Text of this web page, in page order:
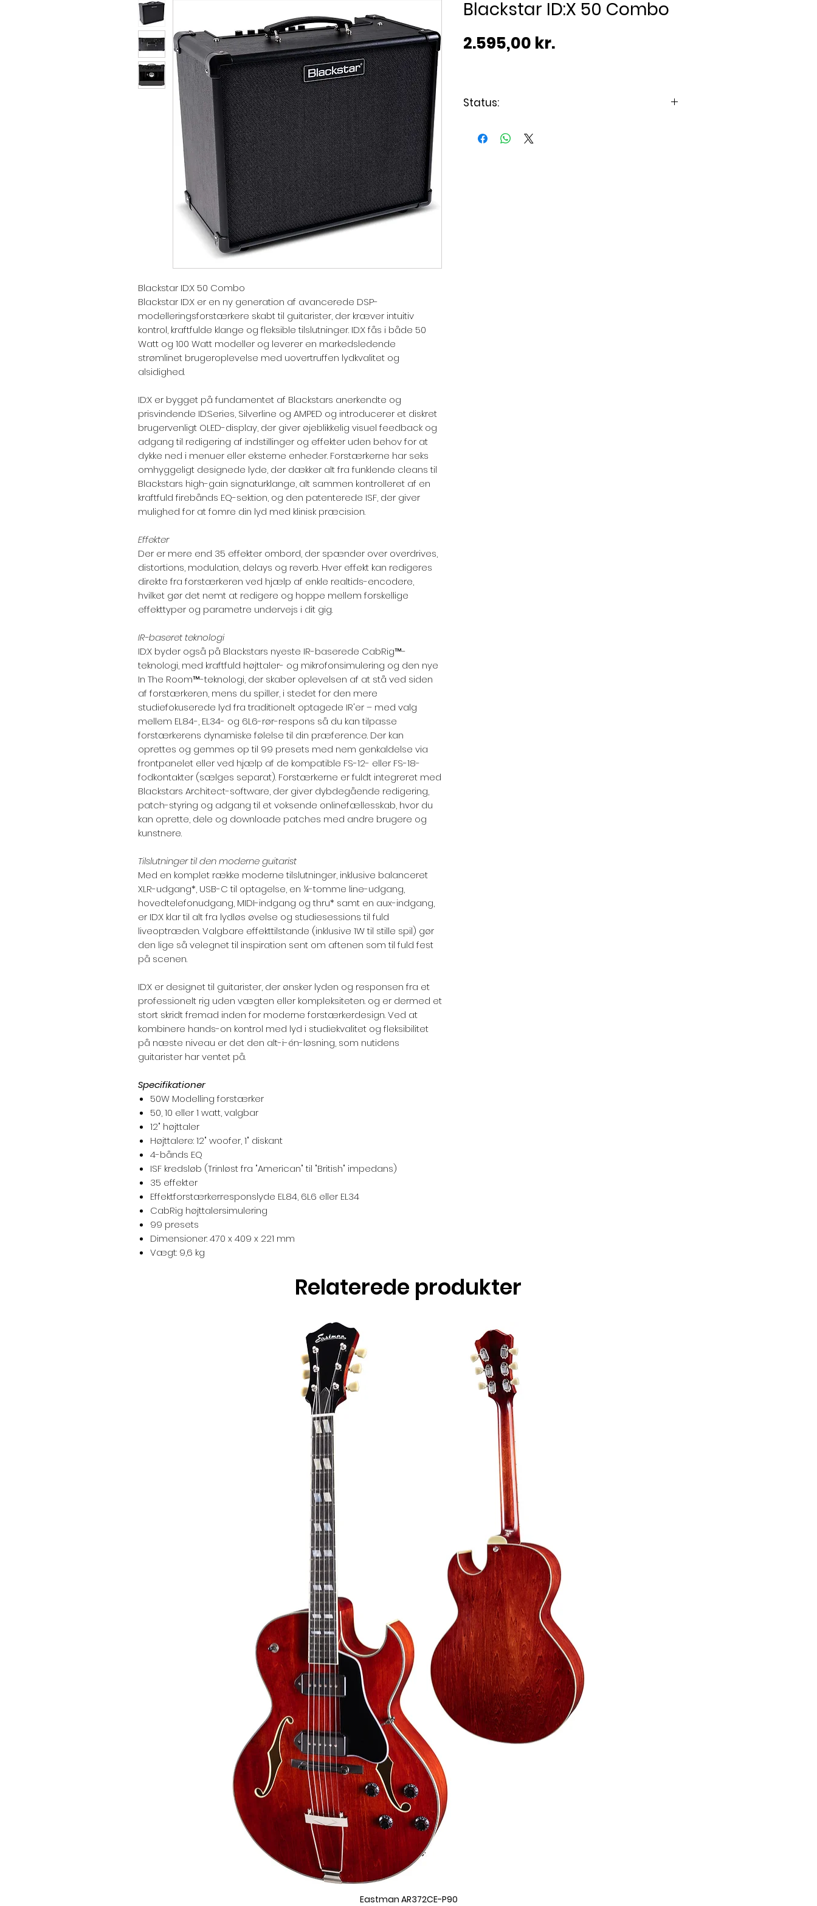
Blackstar ID:X 50 Combo
Blackstar ID:X er en ny generation af avancerede DSP-
modelleringsforstærkere skabt til guitarister, der kræver intuitiv
kontrol, kraftfulde klange og fleksible tilslutninger. ID:X fås i både 50
Watt og 100 Watt modeller og leverer en markedsledende
strømlinet brugeroplevelse med uovertruffen lydkvalitet og
alsidighed.
ID:X er bygget på fundamentet af Blackstars anerkendte og
prisvindende ID:Series, Silverline og AMPED og introducerer et diskret
brugervenligt OLED-display, der giver øjeblikkelig visuel feedback og
adgang til redigering af indstillinger og effekter uden behov for at
dykke ned i menuer eller eksterne enheder. Forstærkerne har seks
omhyggeligt designede lyde, der dækker alt fra funklende cleans til
Blackstars high-gain signaturklange, alt sammen kontrolleret af en
kraftfuld firebånds EQ-sektion, og den patenterede ISF, der giver
mulighed for at fomre din lyd med klinisk præcision.
Effekter
Der er mere end 35 effekter ombord, der spænder over overdrives,
distortions, modulation, delays og reverb. Hver effekt kan redigeres
direkte fra forstærkeren ved hjælp af enkle realtids-encodere,
hvilket gør det nemt at redigere og hoppe mellem forskellige
effekttyper og parametre undervejs i dit gig.
IR-baseret teknologi
ID:X byder også på Blackstars nyeste IR-baserede CabRig™-
teknologi, med kraftfuld højttaler- og mikrofonsimulering og den nye
In The Room™-teknologi, der skaber oplevelsen af at stå ved siden
af forstærkeren, mens du spiller, i stedet for den mere
studiefokuserede lyd fra traditionelt optagede IR'er – med valg
mellem EL84-, EL34- og 6L6-rør-respons så du kan tilpasse
forstærkerens dynamiske følelse til din præference. Der kan
oprettes og gemmes op til 99 presets med nem genkaldelse via
frontpanelet eller ved hjælp af de kompatible FS-12- eller FS-18-
fodkontakter (sælges separat). Forstærkerne er fuldt integreret med
Blackstars Architect-software, der giver dybdegående redigering,
patch-styring og adgang til et voksende onlinefællesskab, hvor du
kan oprette, dele og downloade patches med andre brugere og
kunstnere.
Tilslutninger til den moderne guitarist
Med en komplet række moderne tilslutninger, inklusive balanceret
XLR-udgang*, USB-C til optagelse, en ¼-tomme line-udgang,
hovedtelefonudgang, MIDI-indgang og thru* samt en aux-indgang,
er ID:X klar til alt fra lydløs øvelse og studiesessions til fuld
liveoptræden. Valgbare effekttilstande (inklusive 1W til stille spil) gør
den lige så velegnet til inspiration sent om aftenen som til fuld fest
på scenen.
ID:X er designet til guitarister, der ønsker lyden og responsen fra et
professionelt rig uden vægten eller kompleksiteten. og er dermed et
stort skridt fremad inden for moderne forstærkerdesign. Ved at
kombinere hands-on kontrol med lyd i studiekvalitet og fleksibilitet
på næste niveau er det den alt-i-én-løsning, som nutidens
guitarister har ventet på.
Specifikationer
50W Modelling forstærker
50, 10 eller 1 watt, valgbar
12" højttaler
Højttalere: 12" woofer, 1" diskant
4-bånds EQ
ISF kredsløb (Trinløst fra "American" til "British" impedans)
35 effekter
Effektforstærkerresponslyde EL84, 6L6 eller EL34
CabRig højttalersimulering
99 presets
Dimensioner: 470 x 409 x 221 mm
Vægt: 9,6 kg
Blackstar ID:X 50 Combo
2.595,00 kr.Pris
Status:
Relaterede produkter
Eastman AR372CE-P90